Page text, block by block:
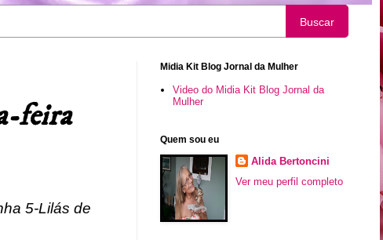
Buscar
feira
5-Lilás de
Midia Kit Blog Jornal da Mulher
Video do Midia Kit Blog Jornal da
Mulher
Quem sou eu
Alida Bertoncini
Ver meu perfil completo